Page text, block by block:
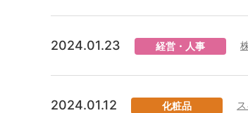
2024.01.23 経営・人事
2024.01.12 化粧品